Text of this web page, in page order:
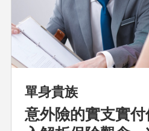
單身貴族
意外險的實支實